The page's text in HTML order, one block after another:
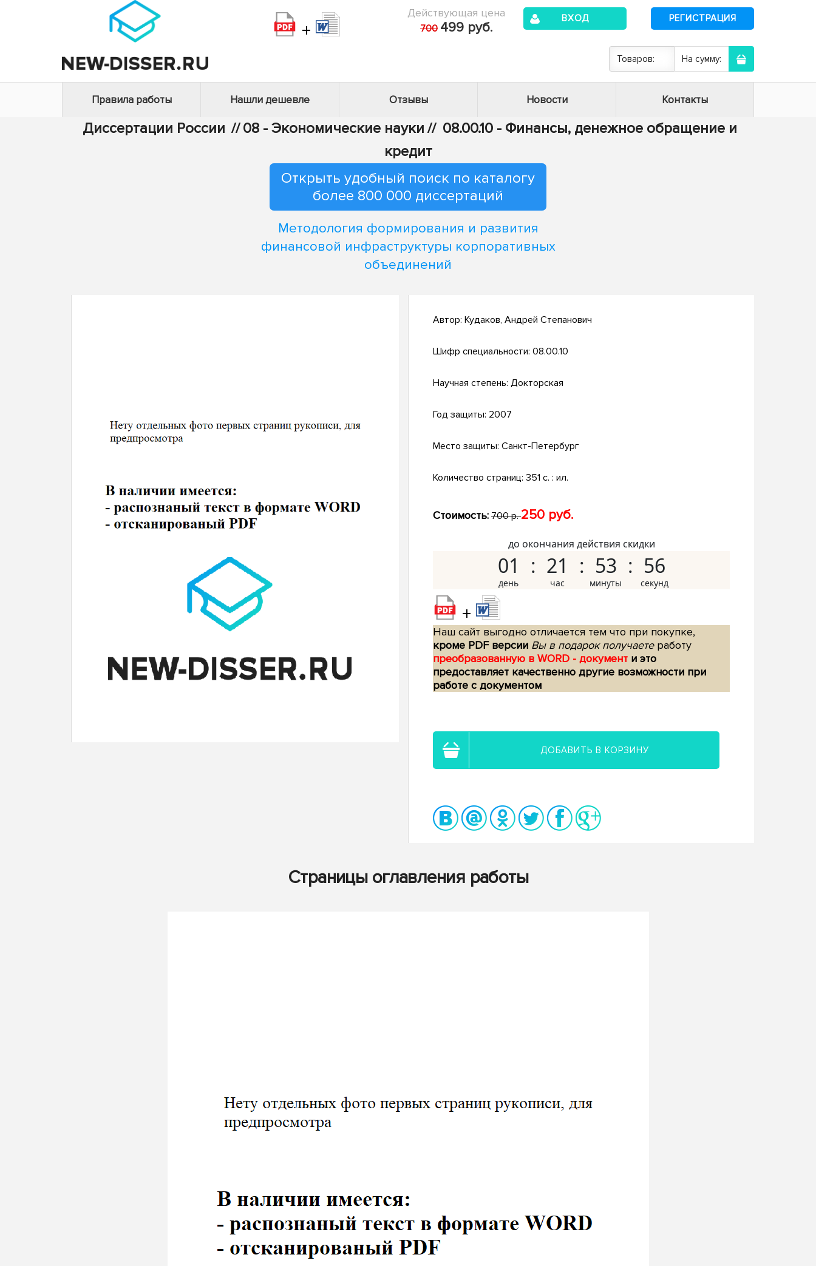
+
Действующая цена
700 499 руб.
ВХОД РЕГИСТРАЦИЯ
Товаров: На сумму:
Правила работы Нашли дешевле Отзывы Новости Контакты
Диссертации России // 08 - Экономические науки // 08.00.10 - Финансы, денежное обращение и
кредит
Открыть удобный поиск по каталогу
более 800 000 диссертаций
Методология формирования и развития
финансовой инфраструктуры корпоративных
объединений
Автор: Кудаков, Андрей Степанович
Шифр специальности: 08.00.10
Научная степень: Докторская
Год защиты: 2007
Место защиты: Санкт-Петербург
Количество страниц: 351 с. : ил.
Стоимость: 700 р.250 руб.
до окончания действия скидки
01 21 53 55
+
Наш сайт выгодно отличается тем что при покупке,
кроме PDF версии Вы в подарок получаетеработу
преобразованную в WORD - документ и это
предоставляет качественно другие возможности при
работе с документом
ДОБАВИТЬ В КОРЗИНУ
Страницы оглавления работы